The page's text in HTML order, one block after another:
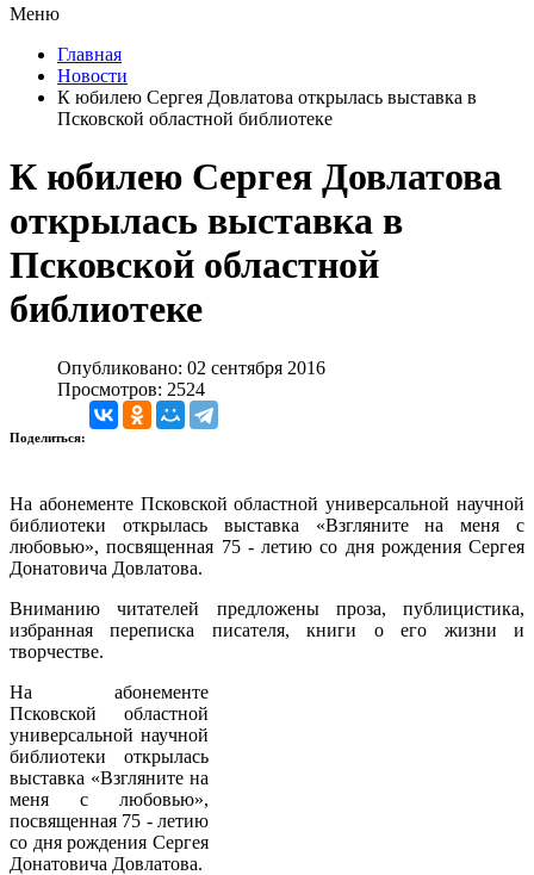
Меню
Главная
Новости
К юбилею Сергея Довлатова открылась выставка в
Псковской областной библиотеке
К юбилею Сергея Довлатова
открылась выставка в
Псковской областной
библиотеке
Опубликовано: 02 сентября 2016
Просмотров: 2524
Поделиться:
На абонементе Псковской областной универсальной научной
библиотеки открылась выставка «Взгляните на меня с
любовью», посвященная 75 - летию со дня рождения Сергея
Донатовича Довлатова.
Вниманию читателей предложены проза, публицистика,
избранная переписка писателя, книги о его жизни и
творчестве.
На абонементе
Псковской областной
универсальной научной
библиотеки открылась
выставка «Взгляните на
меня с любовью»,
посвященная 75 - летию
со дня рождения Сергея
Донатовича Довлатова.